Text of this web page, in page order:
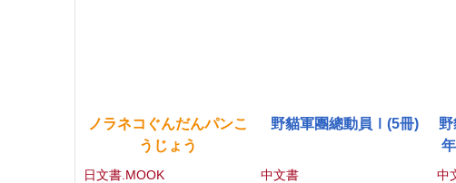
ノラネコ ぐんだんパンこ
う じ ょ う
日文書.MOOK
野貓軍團總動員Ⅰ(5冊)
中文書
中